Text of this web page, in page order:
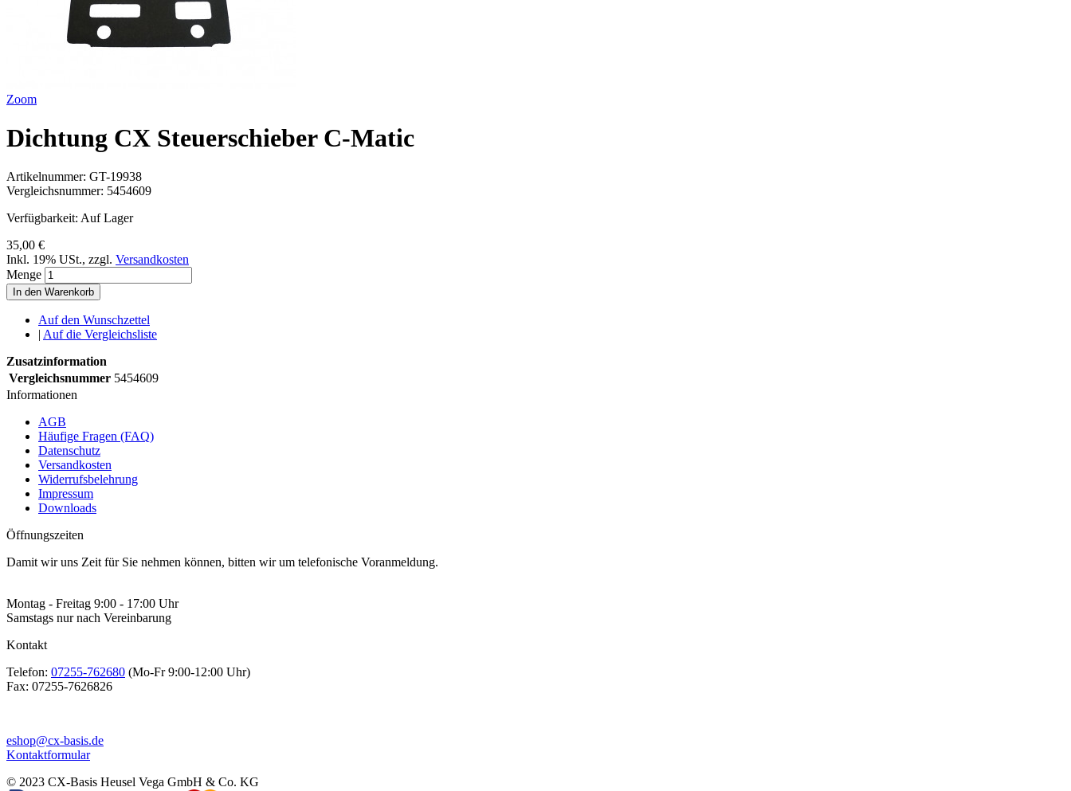
Zoom
Dichtung CX Steuerschieber C-Matic
Artikelnummer: GT-19938
Vergleichsnummer: 5454609
Verfügbarkeit: Auf Lager
35,00 €
Inkl. 19% USt., zzgl. Versandkosten
Menge
In den Warenkorb
Auf den Wunschzettel
| Auf die Vergleichsliste
Zusatzinformation
Vergleichsnummer 5454609
Informationen
AGB
Häufige Fragen (FAQ)
Datenschutz
Versandkosten
Widerrufsbelehrung
Impressum
Downloads
Öffnungszeiten
Damit wir uns Zeit für Sie nehmen können, bitten wir um telefonische Voranmeldung.
Montag - Freitag 9:00 - 17:00 Uhr
Samstags nur nach Vereinbarung
Kontakt
Telefon: 07255-762680 (Mo-Fr 9:00-12:00 Uhr)
Fax: 07255-7626826
eshop@cx-basis.de
Kontaktformular
© 2023 CX-Basis Heusel Vega GmbH & Co. KG